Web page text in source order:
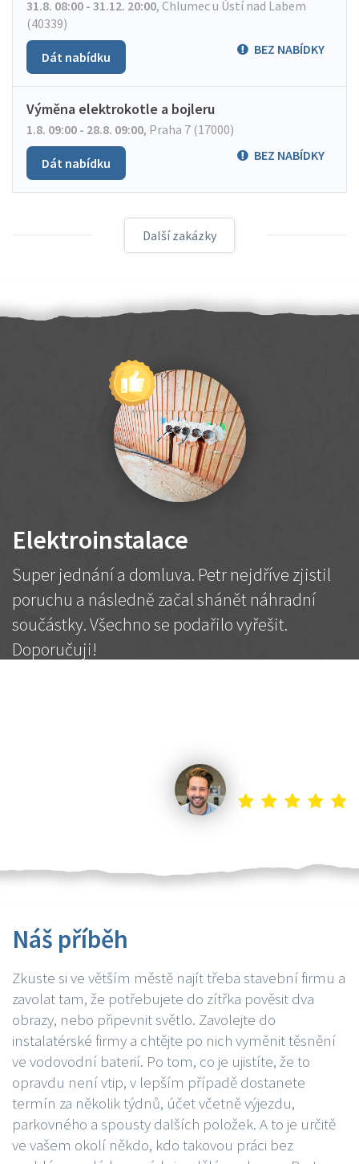
31.8. 08:00 - 31.12. 20:00, Chlumec u Ústí nad Labem
(40339)
BEZ NABÍDKY
Dát nabídku
Výměna elektrokotle a bojleru
1.8. 09:00 - 28.8. 09:00, Praha 7 (17000)
BEZ NABÍDKY
Dát nabídku
Další zakázky
Elektroinstalace
Super jednání a domluva. Petr nejdříve zjistil
poruchu a následně začal shánět náhradní
součástky. Všechno se podařilo vyřešit.
Doporučuji!
Náš příběh
Zkuste si ve větším městě najít třeba stavební firmu a
zavolat tam, že potřebujete do zítřka pověsit dva
obrazy, nebo připevnit světlo. Zavolejte do
instalatérské firmy a chtějte po nich vyměnit těsnění
ve vodovodní baterií. Po tom, co je ujistíte, že to
opravdu není vtip, v lepším případě dostanete
termín za několik týdnů, účet včetně výjezdu,
parkovného a spousty dalších položek. A to je určitě
ve vašem okolí někdo, kdo takovou práci bez